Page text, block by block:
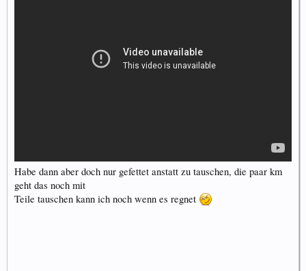
Habe dann aber doch nur gefettet anstatt zu tauschen, die paar km
geht das noch mit
Teile tauschen kann ich noch wenn es regnet